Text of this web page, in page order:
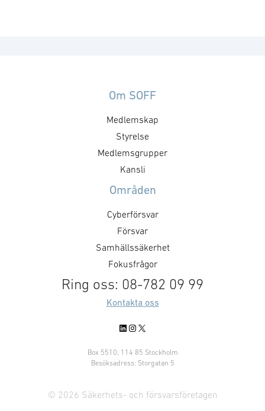
Om SOFF
Medlemskap
Styrelse
Medlemsgrupper
Kansli
Områden
Cyberförsvar
Försvar
Samhällssäkerhet
Fokusfrågor
Ring oss: 08-782 09 99
Kontakta oss
LinkedIn
Instagram
X
Box 5510, 114 85 Stockholm
Besöksadress: Storgatan 5
© 2026 Säkerhets- och försvarsföretagen